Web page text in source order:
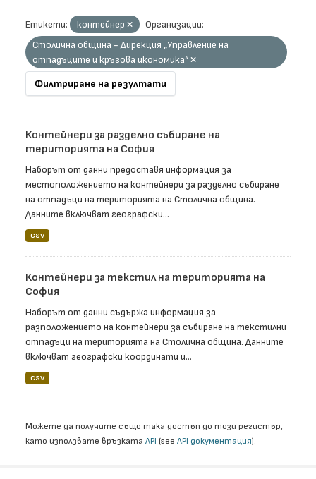
Етикети: контейнер
Организации:
Столична община - Дирекция „Управление на
отпадъците и кръгова икономика“
Филтриране на резултати
Контейнери за разделно събиране на
територията на София
Наборът от данни предоставя информация за
местоположението на контейнери за разделно събиране
на отпадъци на територията на Столична община.
Данните включват географски...
CSV
Контейнери за текстил на територията на
София
Наборът от данни съдържа информация за
разположението на контейнери за събиране на текстилни
отпадъци на територията на Столична община. Данните
включват географски координати и...
CSV
Можете да получите също така достъп до този регистър,
като използвате връзката API (see API документация).